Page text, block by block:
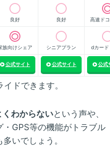
良好 良好 高速ド
族向けシェア シニアプラン dカード
公式サイト 公式サイト 公式
ドできます。
わからないという声や、
GPS等の機能がトラブル
いでしょう。